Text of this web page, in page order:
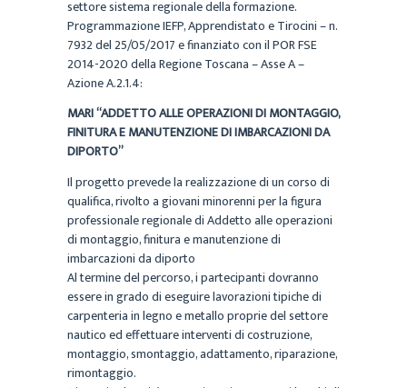
settore sistema regionale della formazione.
Programmazione IEFP, Apprendistato e Tirocini – n.
7932 del 25/05/2017 e finanziato con il POR FSE
2014-2020 della Regione Toscana – Asse A –
Azione A.2.1.4:
MARI“ADDETTO ALLE OPERAZIONI DI MONTAGGIO,
FINITURA E MANUTENZIONE DI IMBARCAZIONI DA
DIPORTO”
Il progetto prevede la realizzazione di un corso di
qualifica, rivolto a giovani minorenni per la figura
professionale regionale di Addetto alle operazioni
di montaggio, finitura e manutenzione di
imbarcazioni da diporto
Al termine del percorso, i partecipanti dovranno
essere in grado di eseguire lavorazioni tipiche di
carpenteria in legno e metallo proprie del settore
nautico ed effettuare interventi di costruzione,
montaggio, smontaggio, adattamento, riparazione,
rimontaggio.